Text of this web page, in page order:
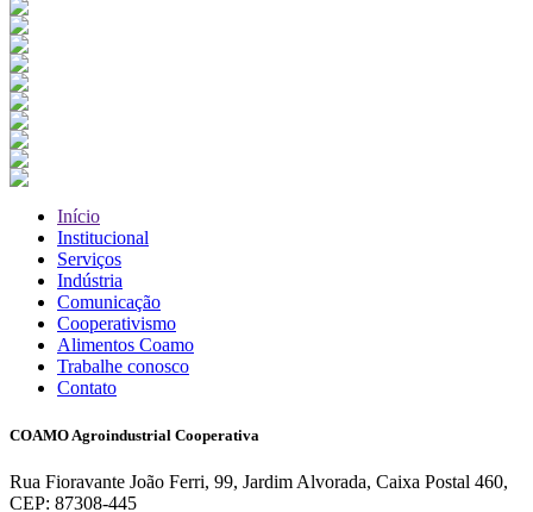
Início
Institucional
Serviços
Indústria
Comunicação
Cooperativismo
Alimentos Coamo
Trabalhe conosco
Contato
COAMO Agroindustrial Cooperativa
Rua Fioravante João Ferri, 99, Jardim Alvorada, Caixa Postal 460,
CEP: 87308-445